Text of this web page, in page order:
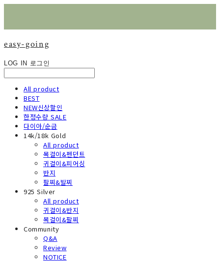
easy-going
LOG IN 로그인
All product
BEST
NEW신상할인
한정수량 SALE
다이아/순금
14k/18k Gold
All product
목걸이&펜던트
귀걸이&피어싱
반지
팔찌&발찌
925 Silver
All product
귀걸이&반지
목걸이&팔찌
Community
Q&A
Review
NOTICE